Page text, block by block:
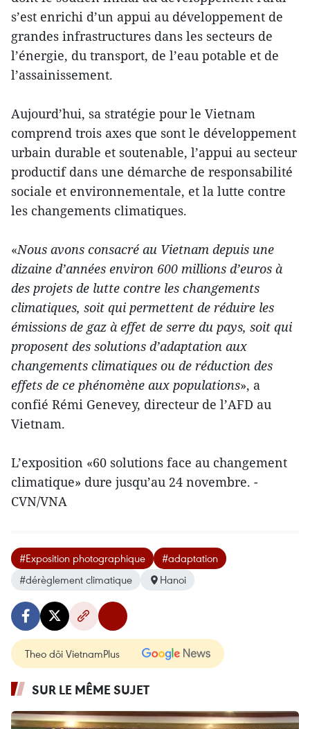
s’est enrichi d’un appui au développement de
grandes infrastructures dans les secteurs de
l’énergie, du transport, de l’eau potable et de
l’assainissement.
Aujourd’hui, sa stratégie pour le Vietnam
comprend trois axes que sont le développement
urbain durable et soutenable, l’appui au secteur
productif dans une démarche de responsabilité
sociale et environnementale, et la lutte contre
les changements climatiques.
«Nous avons consacré au Vietnam depuis une
dizaine d’années environ 600 millions d’euros à
des projets de lutte contre les changements
climatiques, soit qui permettent de réduire les
émissions de gaz à effet de serre du pays, soit qui
proposent des solutions d’adaptation aux
changements climatiques ou de réduction des
effets de ce phénomène aux populations», a
confié Rémi Genevey, directeur de l’AFD au
Vietnam.
L’exposition «60 solutions face au changement
climatique» dure jusqu’au 24 novembre. -
CVN/VNA
#Exposition photographique
#adaptation
#dérèglement climatique
Hanoi
Theo dõi VietnamPlus
SUR LE MÊME SUJET